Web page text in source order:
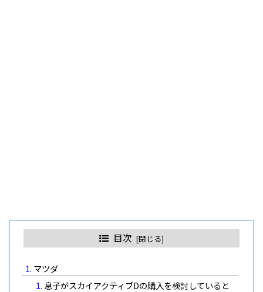
目次
マツダ
息子がスカイアクティブDの購入を検討していると